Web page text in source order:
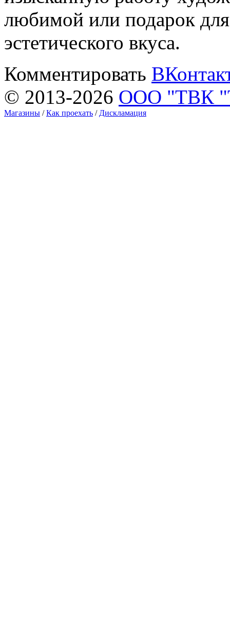
любимой или подарок
эстетического вкуса.
Комментировать
© 2013-2026 ООО "ТВК
Магазины /Как проехать / Дискламация